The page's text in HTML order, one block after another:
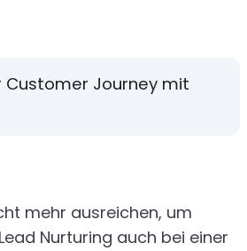
Customer Journey mit
mehr ausreichen, um
Nurturing auch bei einer